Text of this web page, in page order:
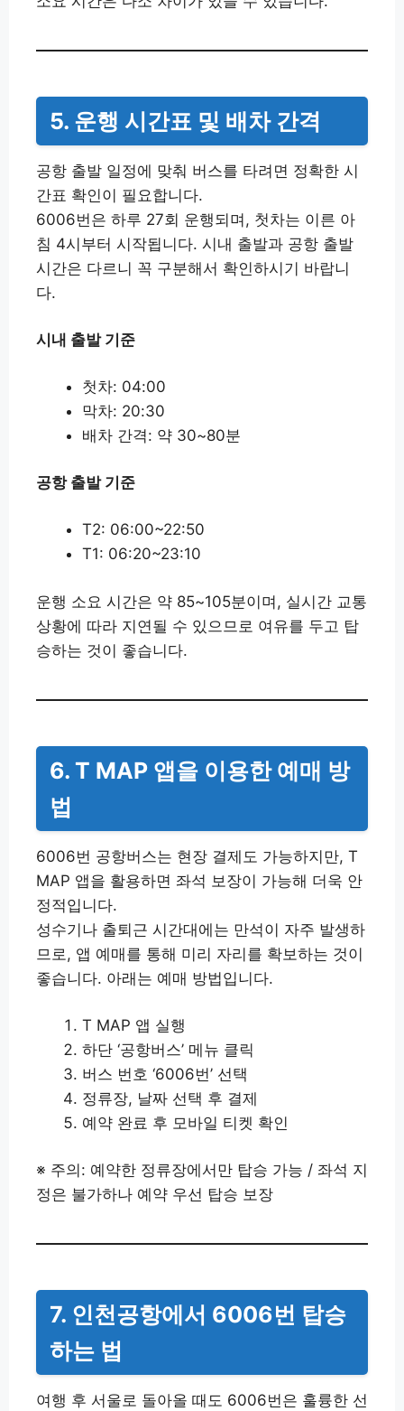
5. 운행 시간표 및 배차 간격
공항 출발 일정에 맞춰 버스를 타려면 정확한 시
간표 확인이 필요합니다.
6006번은 하루 27회 운행되며, 첫차는 이른 아
침 4시부터 시작됩니다. 시내 출발과 공항 출발
시간은 다르니 꼭 구분해서 확인하시기 바랍니
다.
시내 출발 기준
첫차: 04:00
막차: 20:30
배차 간격: 약 30~80분
공항 출발 기준
T2: 06:00~22:50
T1: 06:20~23:10
운행 소요 시간은 약 85~105분이며, 실시간 교통
상황에 따라 지연될 수 있으므로 여유를 두고 탑
승하는 것이 좋습니다.
6. T MAP 앱을 이용한 예매 방
법
6006번 공항버스는 현장 결제도 가능하지만, T
MAP 앱을 활용하면 좌석 보장이 가능해 더욱 안
정적입니다.
성수기나 출퇴근 시간대에는 만석이 자주 발생하
므로, 앱 예매를 통해 미리 자리를 확보하는 것이
좋습니다. 아래는 예매 방법입니다.
T MAP 앱 실행
하단 ‘공항버스’ 메뉴 클릭
버스 번호 ‘6006번’ 선택
정류장, 날짜 선택 후 결제
예약 완료 후 모바일 티켓 확인
※ 주의: 예약한 정류장에서만 탑승 가능 / 좌석 지
정은 불가하나 예약 우선 탑승 보장
7. 인천공항에서 6006번 탑승
하는 법
여행 후 서울로 돌아올 때도 6006번은 훌륭한 선